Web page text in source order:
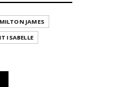
JAMES
ISABELLE